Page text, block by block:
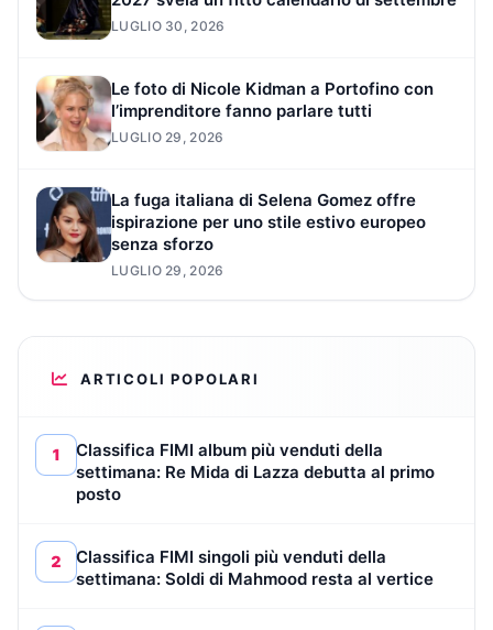
LUGLIO 30, 2026
Le foto di Nicole Kidman a Portofino con
l’imprenditore fanno parlare tutti
LUGLIO 29, 2026
La fuga italiana di Selena Gomez offre
ispirazione per uno stile estivo europeo
senza sforzo
LUGLIO 29, 2026
ARTICOLI POPOLARI
1
Classifica FIMI album più venduti della
settimana: Re Mida di Lazza debutta al primo
posto
2
Classifica FIMI singoli più venduti della
settimana: Soldi di Mahmood resta al vertice